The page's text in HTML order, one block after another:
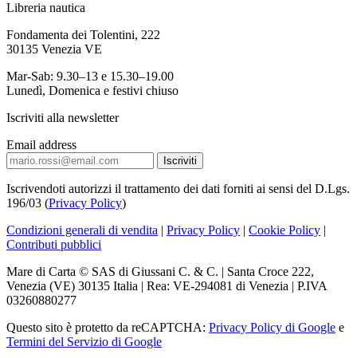
Libreria nautica
Fondamenta dei Tolentini, 222
30135 Venezia VE
Mar-Sab: 9.30–13 e 15.30–19.00
Lunedì, Domenica e festivi chiuso
Iscriviti alla newsletter
Email address
Iscrivendoti autorizzi il trattamento dei dati forniti ai sensi del D.Lgs.
196/03 (Privacy Policy)
Condizioni generali di vendita | Privacy Policy | Cookie Policy |
Contributi pubblici
Mare di Carta © SAS di Giussani C. & C. | Santa Croce 222,
Venezia (VE) 30135 Italia | Rea: VE-294081 di Venezia | P.IVA
03260880277
Questo sito è protetto da reCAPTCHA: Privacy Policy di Google e
Termini del Servizio di Google